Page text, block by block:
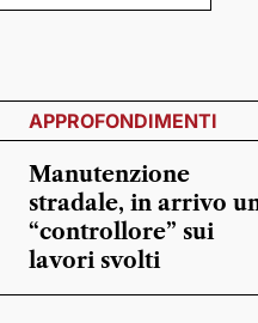
APPROFONDIMENTI
Manutenzione
stradale, in arrivo
“controllore” sui
lavori svolti